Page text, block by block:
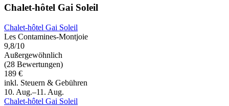
Chalet-hôtel Gai Soleil
Chalet-hôtel Gai Soleil
Les Contamines-Montjoie
9,8/10
Außergewöhnlich
(28 Bewertungen)
189 €
inkl. Steuern & Gebühren
10. Aug.–11. Aug.
Chalet-hôtel Gai Soleil